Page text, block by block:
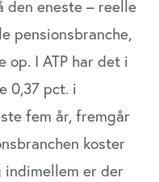
den eneste – reelle
pensionsbranche,
I ATP har det i
0,37 pct. i
fem år, fremgår
koster
er der